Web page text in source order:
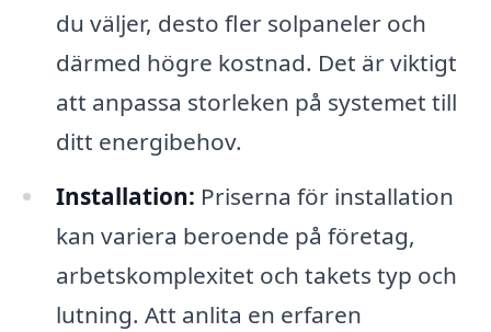
du väljer, desto fler solpaneler och
därmed högre kostnad. Det är viktigt
att anpassa storleken på systemet till
ditt energibehov.
Installation: Priserna för installation
kan variera beroende på företag,
arbetskomplexitet och takets typ och
lutning. Att anlita en erfaren